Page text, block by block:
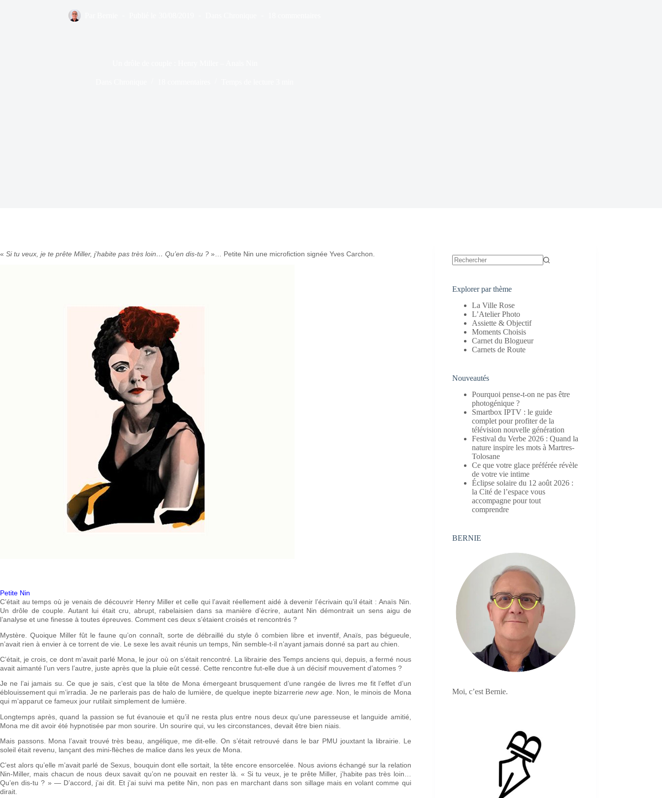
« Si tu veux, je te prête Miller, j’habite pas très loin… Qu’en dis-tu ? »… Petite Nin une microfiction signée Yves Carchon
Petite Nin
C’était au temps où je venais de découvrir Henry Miller et celle qui l’avait réellement aidé à devenir l’écrivain qu’il était : Anaïs Nin.
Un drôle de couple. Autant lui était cru, abrupt, rabelaisien dans sa manière d’écrire, autant Nin démontrait un sens aigu de
l’analyse et une finesse à toutes épreuves. Comment ces deux s’étaient croisés et rencontrés ?
Mystère. Quoique Miller fût le faune qu’on connaît, sorte de débraillé du style ô combien libre et inventif, Anaïs, pas bégueule,
n’avait rien à envier à ce torrent de vie. Le sexe les avait réunis un temps, Nin semble-t-il n’ayant jamais donné sa part au chien.
C’était, je crois, ce dont m’avait parlé Mona, le jour où on s’était rencontré. La librairie des Temps anciens qui, depuis, a fermé nous
avait aimanté l’un vers l’autre, juste après que la pluie eût cessé. Cette rencontre fut-elle due à un décisif mouvement d’atomes ?
Je ne l’ai jamais su. Ce que je sais, c’est que la tête de Mona émergeant brusquement d’une rangée de livres me fit l’effet d’un
éblouissement qui m’irradia. Je ne parlerais pas de halo de lumière, de quelque inepte bizarrerienew age. Non, le minois de Mona
qui m’apparut ce fameux jour rutilait simplement de lumière.
Longtemps après, quand la passion se fut évanouie et qu’il ne resta plus entre nous deux qu’une paresseuse et languide amitié,
Mona me dit avoir été hypnotisée par mon sourire. Un sourire qui, vu les circonstances, devait être bien niais.
Mais passons. Mona l’avait trouvé très beau, angélique, me dit-elle. On s’était retrouvé dans le bar PMU jouxtant la librairie. Le
soleil était revenu, lançant des mini-flèches de malice dans les yeux de Mona.
C’est alors qu’elle m’avait parlé de Sexus, bouquin dont elle sortait, la tête encore ensorcelée. Nous avions échangé sur la relation
Nin-Miller, mais chacun de nous deux savait qu’on ne pouvait en rester là. « Si tu veux, je te prête Miller, j’habite pas très loin…
Qu’en dis-tu ? » — D’accord, j’ai dit. Et j’ai suivi ma petite Nin, non pas en marchant dans son sillage mais en volant comme qui
dirait.
Explorer par thème
La Ville Rose
L’Atelier Photo
Assiette & Objectif
Moments Choisis
Carnet du Blogueur
Carnets de Route
Nouveautés
Pourquoi pense-t-on ne pas être
photogénique ?
Smartbox IPTV : le guide
complet pour profiter de la
télévision nouvelle génération
Festival du Verbe 2026 : Quand la
nature inspire les mots à Martres-
Tolosane
Ce que votre glace préférée révèle
de votre vie intime
Éclipse solaire du 12 août 2026 :
la Cité de l’espace vous
accompagne pour tout
comprendre
BERNIE
Moi, c’est Bernie.